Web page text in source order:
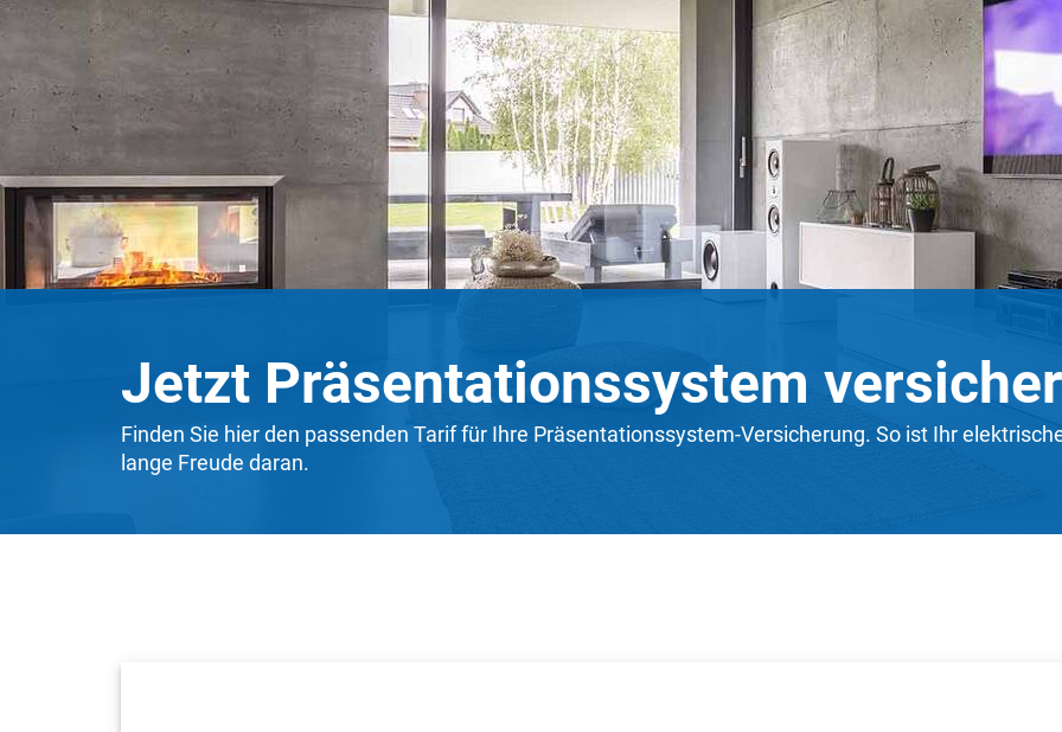
Jetzt Präsentationssystem
Finden Sie hier den passenden Tarif für Ihre Präsentationssystem-Versicherung. So ist Ihr
lange Freude daran.